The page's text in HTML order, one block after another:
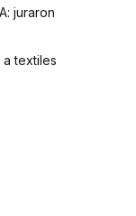
juraron
textiles